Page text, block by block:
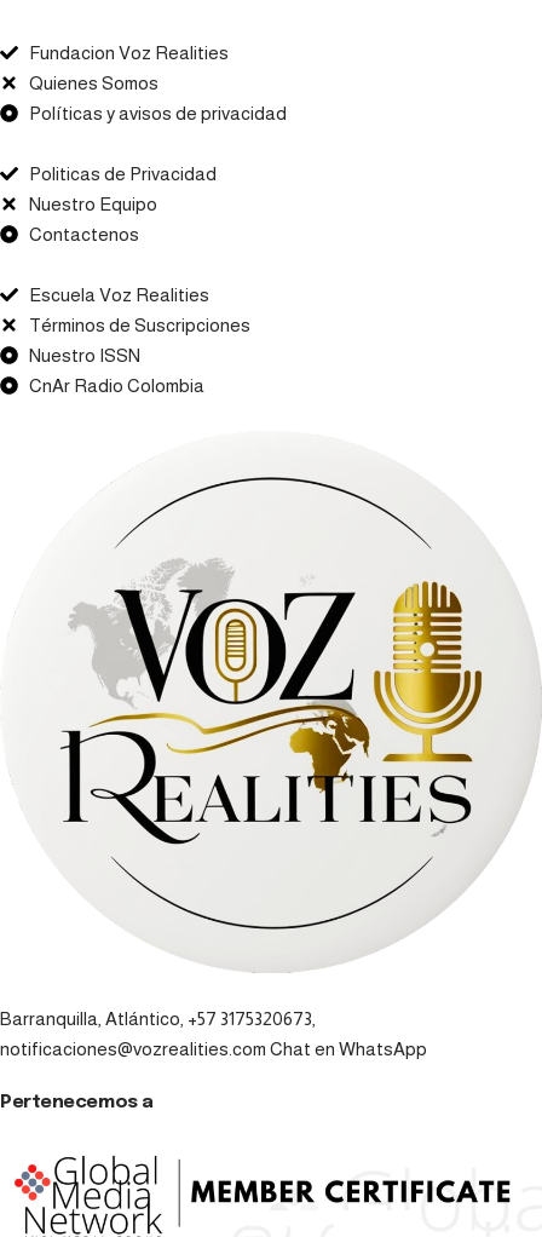
Fundacion Voz Realities
Quienes Somos
Políticas y avisos de privacidad
Politicas de Privacidad
Nuestro Equipo
Contactenos
Escuela Voz Realities
Términos de Suscripciones
Nuestro ISSN
CnAr Radio Colombia
Barranquilla, Atlántico, +57 3175320673,
notificaciones@vozrealities.com Chat en WhatsApp
Pertenecemos a